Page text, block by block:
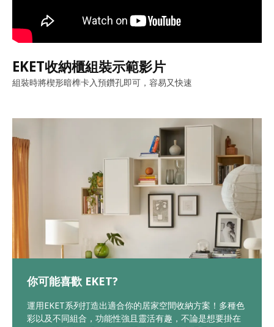
EKET收納櫃組裝示範影片
組裝時將楔形暗榫卡入預鑽孔即可，容易又快速
你可能喜歡 EKET?
運用EKET系列打造出適合你的居家空間收納方案！多種色
彩以及不同組合，功能性強且靈活有趣，不論是想要掛在